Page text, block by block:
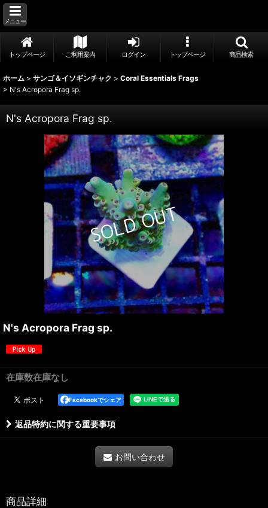
メニュー
トップページ ご利用案内 ログイン トップページ 商品検索
ホーム > サンゴ＆イソギンチャク > Coral Essentials Frags
> N's Acropora Frag sp.
N's Acropora Frag sp.
N's Acropora Frag sp.
在庫数在庫なし
Facebookでシェア
返品特約に関する重要事項
お問い合わせ
商品詳細